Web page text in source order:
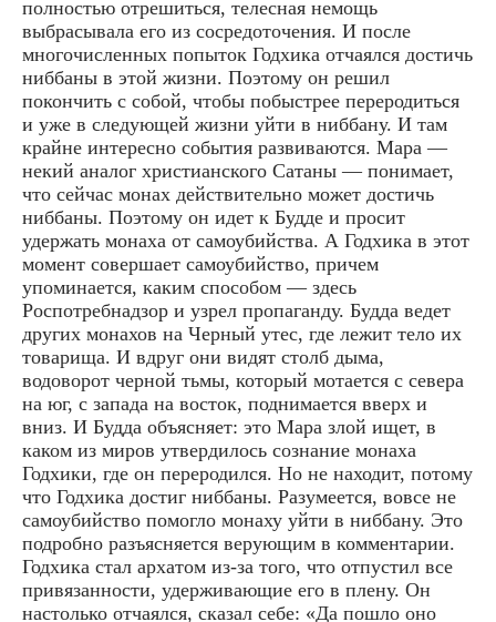
полностью отрешиться, телесная немощь
выбрасывала его из сосредоточения. И после
многочисленных попыток Годхика отчаялся достичь
ниббаны в этой жизни. Поэтому он решил
покончить с собой, чтобы побыстрее переродиться
и уже в следующей жизни уйти в ниббану. И там
крайне интересно события развиваются. Мара —
некий аналог христианского Сатаны — понимает,
что сейчас монах действительно может достичь
ниббаны. Поэтому он идет к Будде и просит
удержать монаха от самоубийства. А Годхика в этот
момент совершает самоубийство, причем
упоминается, каким способом — здесь
Роспотребнадзор и узрел пропаганду. Будда ведет
других монахов на Черный утес, где лежит тело их
товарища. И вдруг они видят столб дыма,
водоворот черной тьмы, который мотается с севера
на юг, с запада на восток, поднимается вверх и
вниз. И Будда объясняет: это Мара злой ищет, в
каком из миров утвердилось сознание монаха
Годхики, где он переродился. Но не находит, потому
что Годхика достиг ниббаны. Разумеется, вовсе не
самоубийство помогло монаху уйти в ниббану. Это
подробно разъясняется верующим в комментарии.
Годхика стал архатом из-за того, что отпустил все
привязанности, удерживающие его в плену. Он
настолько отчаялся, сказал себе: «Да пошло оно